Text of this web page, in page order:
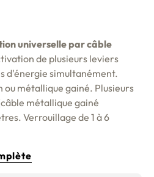
universelle par câble
de plusieurs leviers
d'énergie simultanément.
ou métallique gainé. Plusieurs
métallique gainé
Verrouillage de 1 à 6